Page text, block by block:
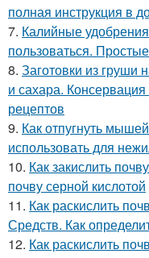
полная инструкция в
7. Калийные
пользоваться.
8. Заготовки из груши
и сахара.
рецептов
9. Как отпугнуть
использовать для
10. Как закислить
почву серной кислотой
11. Как раскислить
Средств. Как
12. Как раскислить